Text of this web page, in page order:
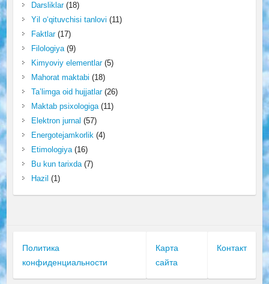
Darsliklar(18)
Yil o‘qituvchisi tanlovi (11)
Faktlar(17)
Filologiya(9)
Kimyoviy elementlar(5)
Mahorat maktabi (18)
Ta’limga oid hujjatlar(26)
Maktab psixologiga(11)
Elektron jurnal (57)
Energotejamkorlik(4)
Etimologiya(16)
Bu kun tarixda(7)
Hazil (1)
Политика
конфиденциальности
Карта
сайта
Контакт